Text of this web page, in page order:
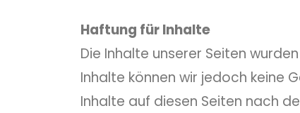
Haftung für Inhalte
Die Inhalte unserer Seiten
Inhalte können wir jedoch keine
Inhalte auf diesen Seiten nach